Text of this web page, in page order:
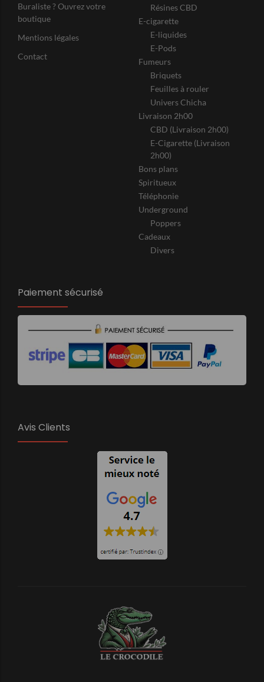
Buraliste ? Ouvrez votre
boutique
Mentions légales
Contact
Résines CBD
E-cigarette
E-liquides
E-Pods
Fumeurs
Briquets
Feuilles à rouler
Univers Chicha
Livraison 2h00
CBD (Livraison 2h00)
E-Cigarette (Livraison
2h00)
Bons plans
Spiritueux
Téléphonie
Underground
Poppers
Cadeaux
Divers
Paiement sécurisé
Avis Clients